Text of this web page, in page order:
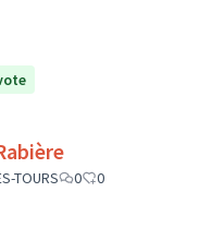
TOURS 0
0